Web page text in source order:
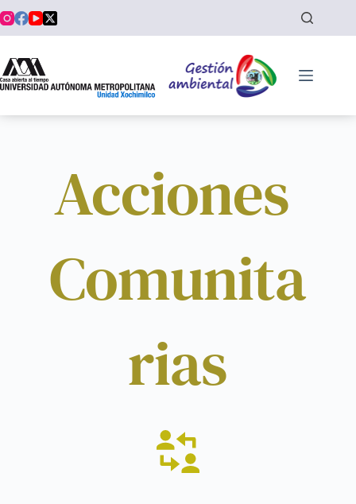
al
contenido
Acciones
Comunita
rias